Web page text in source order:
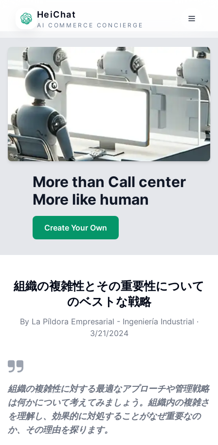
HeiChat
AI COMMERCE CONCIERGE
More than Call center
More like human
Create Your Own
組織の複雑性とその重要性について
のベストな戦略
By La Píldora Empresarial - Ingeniería Industrial ·
3/21/2024
組織の複雑性に対する最適なアプローチや管理戦略
は何かについて考えてみましょう。組織内の複雑さ
を理解し、効果的に対処することがなぜ重要なの
か、その理由を探ります。